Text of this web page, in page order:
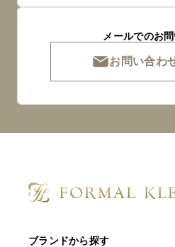
メールでのお
お問い合わ
ブランドから探す